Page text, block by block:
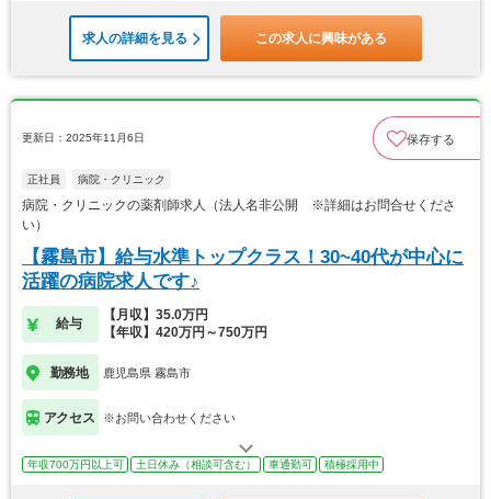
求人の詳細を見る この求人に興味がある
更新日：2025年11月6日 保存する
正社員 病院・クリニック
病院・クリニックの薬剤師求人（法人名非公開 ※詳細はお問合せくださ
い）
【霧島市】給与水準トップクラス！30~40代が中心に
活躍の病院求人です♪
給与
【月収】35.0万円
【年収】420万円～750万円
勤務地 鹿児島県 霧島市
アクセス ※お問い合わせください
年収700万円以上可 土日休み（相談可含む） 車通勤可 積極採用中